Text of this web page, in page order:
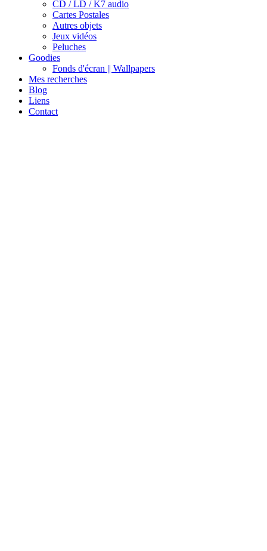
CD / LD / K7 audio
Cartes Postales
Autres objets
Jeux vidéos
Peluches
Goodies
Fonds d'écran || Wallpapers
Mes recherches
Blog
Liens
Contact